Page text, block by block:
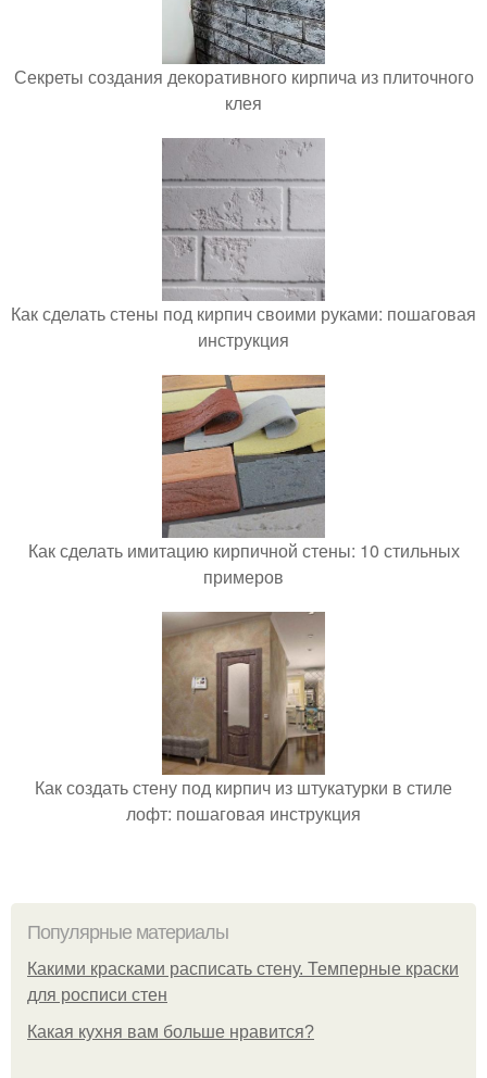
Секреты создания декоративного кирпича из плиточного
клея
Как сделать стены под кирпич своими руками: пошаговая
инструкция
Как сделать имитацию кирпичной стены: 10 стильных
примеров
Как создать стену под кирпич из штукатурки в стиле
лофт: пошаговая инструкция
Популярные материалы
Какими красками расписать стену. Темперные краски
для росписи стен
Какая кухня вам больше нравится?